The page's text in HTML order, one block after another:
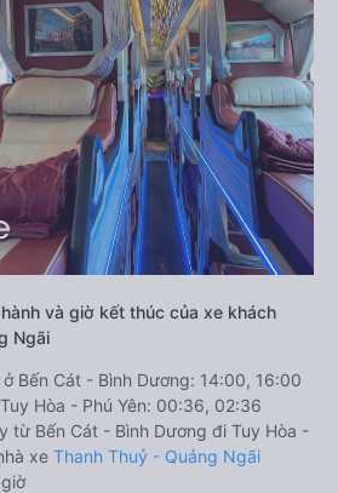
và giờ kết thúc của xe khách
Ngãi
Bến Cát - Bình Dương: 14:00, 16:00
Hòa - Phú Yên: 00:36, 02:36
từ Bến Cát - Bình Dương đi Tuy Hòa -
xe Thanh Thuỷ - Quảng Ngãi